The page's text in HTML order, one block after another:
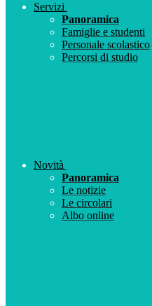
Servizi
Panoramica
Famiglie e studenti
Personale scolastico
Percorsi di studio
Novità
Panoramica
Le notizie
Le circolari
Albo online